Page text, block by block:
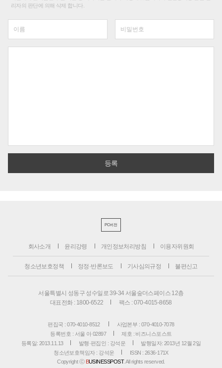
리자의 판단에 의해 삭제 합니다.
PC버전
회사소개 윤리강령 개인정보처리방침 이용자위원회
청소년보호정책 정정·반론보도 기사심의규정 불편신고
서울특별시 성동구 성수일로 39-34 서울숲더스페이스 12층
대표전화 : 1800-6522
팩스 : 070-4015-8658
편집국 : 070-4010-8512
사업본부 : 070-4010-7078
등록번호 : 서울 아 02897
제호 : 비즈니스포스트
등록일: 2013.11.13
발행·편집인 : 강석운
발행일자: 2013년 12월 2일
청소년보호책임자 : 강석운
ISSN : 2636-171X
Copyright ⓒ BUSINESSPOST. All rights reserved.